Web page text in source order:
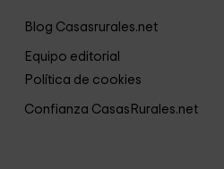
Blog Casasrurales.net
Equipo editorial
Política de cookies
Confianza CasasRurales.net